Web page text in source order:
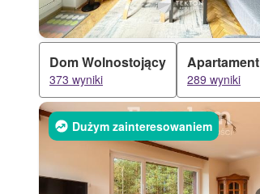
Dom Wolnostojący
373 wyniki
Apartament
289 wyniki
Dużym zainteresowaniem